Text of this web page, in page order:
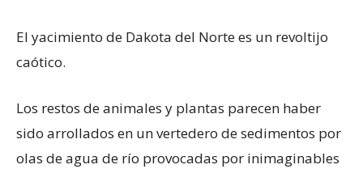
El yacimiento de Dakota del Norte es un revoltijo
caótico.
Los restos de animales y plantas parecen haber
sido arrollados en un vertedero de sedimentos por
olas de agua de río provocadas por inimaginables